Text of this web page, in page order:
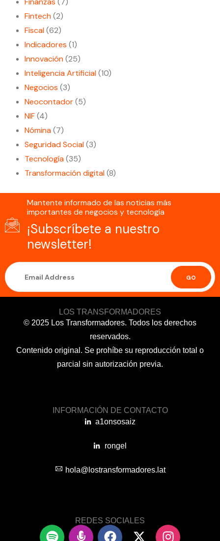
Fintech(2)
Fiscal(62)
Indicadores (1)
Innovación(25)
Inteligencia Artificial(10)
Negocios (3)
Neocontador(5)
NIF(4)
Nómina(7)
Seguridad Social(3)
Tecnología(35)
Transformación digital(8)
Mantente informado de las noticias más
importantes de negocios y tecnología
¡Subscríbete a nuestro
newsletter!
GO
LOS TRANSFORMADORES
© 2025 Los Transformadores. Todos los derechos
reservados.
Contenido original. Se prohíbe su reproducción total o
parcial sin autorización previa.
INFORMACIÓN DE CONTACTO
a1onsosaiz
rongel
hola@lostransformadores.lat
REDES SOCIALES